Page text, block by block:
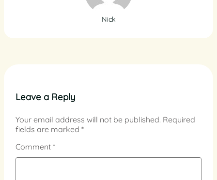
Nick
Leave a Reply
Your email address will not be published. Required
fields are marked *
Comment *